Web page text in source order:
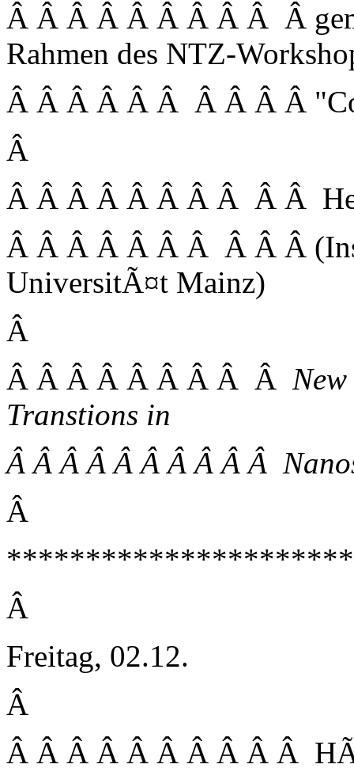
Â Â Â Â Â Â Â Â Â Â
Rahmen des NTZ-
Â Â Â Â Â Â Â Â Â Â
Â
Â Â Â Â Â Â Â Â Â Â
Â Â Â Â Â Â Â Â Â Â
UniversitÃ¤t Mainz)
Â
Â Â Â Â Â Â Â Â Â
Transtions in
Â Â Â Â Â Â Â Â Â Â
Â
Â
Freitag, 02.12.
Â
Â Â Â Â Â Â Â Â Â Â